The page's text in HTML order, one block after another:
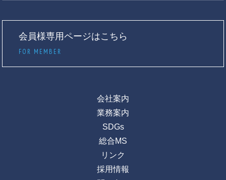
会員様専用ページはこちら
FOR MEMBER
会社案内
業務案内
SDGs
総合MS
リンク
採用情報